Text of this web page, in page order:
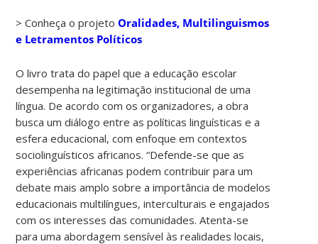
> Conheça o projeto Oralidades, Multilinguismos
e Letramentos Políticos
O livro trata do papel que a educação escolar
desempenha na legitimação institucional de uma
língua. De acordo com os organizadores, a obra
busca um diálogo entre as políticas linguísticas e a
esfera educacional, com enfoque em contextos
sociolinguísticos africanos. “Defende-se que as
experiências africanas podem contribuir para um
debate mais amplo sobre a importância de modelos
educacionais multilíngues, interculturais e engajados
com os interesses das comunidades. Atenta-se
para uma abordagem sensível às realidades locais,